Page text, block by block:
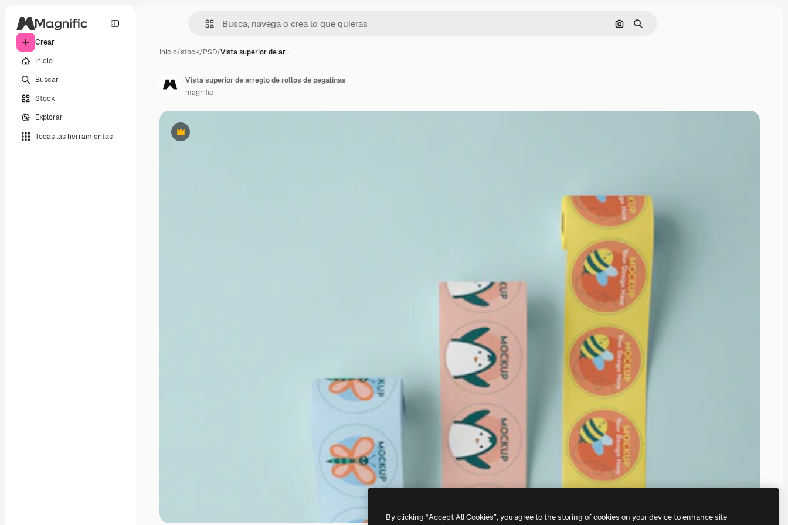
Crear
Inicio
Buscar
Stock
Explorar
Todas las herramientas
Buscar por imagen
Buscar
Inicio/stock/PSD/Vista superior de ar…
Premium
Vista superior de arreglo de rollos de pegatinas
magnific
By clicking “Accept All Cookies”, you agree to the storing of cookies on your device to enhance site